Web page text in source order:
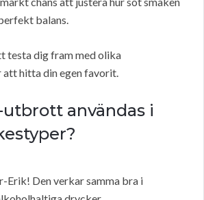
balans.
testa dig fram med olika
hitta din egen favorit.
användas i
Erik! Den verkar samma bra i